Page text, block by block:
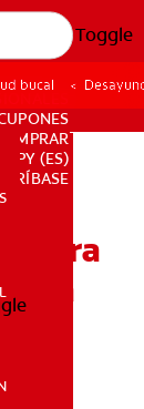
Toggle
PRODUCTOS
SALUD BUCAL
PY (ES)
bucal
para